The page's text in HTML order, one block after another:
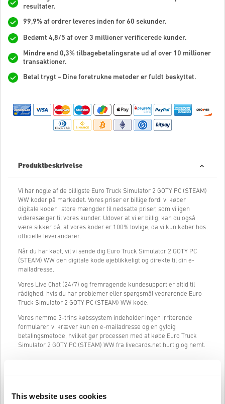
This website uses cookies
resultater.
99,9% af ordrer leveres inden for 60 sekunder.
Bedømt 4,8/5 af over 3 millioner verificerede kunder.
Mindre end 0,3% tilbagebetalingsrate ud af over 10 millioner
transaktioner.
Betal trygt – Dine foretrukne metoder er fuldt beskyttet.
Produktbeskrivelse
Vi har nogle af de billigste Euro Truck Simulator 2 GOTY PC (STEAM)
WW koder på markedet. Vores priser er billige fordi vi køber
digitale koder i store mængder til nedsatte priser, som vi igen
videresælger til vores kunder. Udover at vi er billig, kan du også
være sikker på, at vores koder er 100% lovlige, da vi kun køber hos
officielle leverandører.
Når du har købt, vil vi sende dig Euro Truck Simulator 2 GOTY PC
(STEAM) WW den digitale kode øjeblikkeligt og direkte til din e-
mailadresse.
Vores Live Chat (24/7) og fremragende kundesupport er altid til
rådighed, hvis du har problemer eller spørgsmål vedrørende Euro
Truck Simulator 2 GOTY PC (STEAM) WW kode.
Vores nemme 3-trins købssystem indeholder ingen irriterende
formularer, vi kræver kun en e-mailadresse og en gyldig
betalingsmetode, hvilket gør processen med at købe Euro Truck
Simulator 2 GOTY PC (STEAM) WW fra livecards.net hurtig og nemt.
Sådan fungerer det på Livecards.net
Ansvarsfraskrivelse